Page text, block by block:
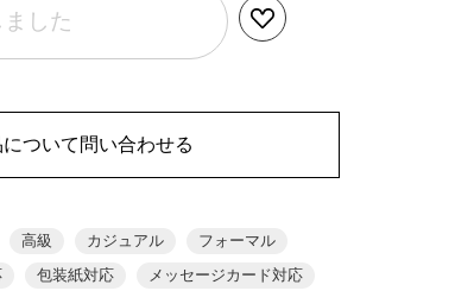
した
ついて問い合わせる
高級 カジュアル
フォーマル
包装紙対応
メッセージカード対応